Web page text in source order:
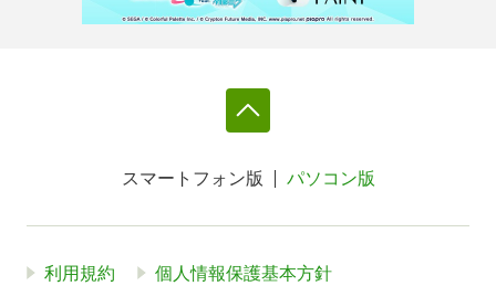
スマートフォン版 パソコン版
利用規約 個人情報保護基本方針